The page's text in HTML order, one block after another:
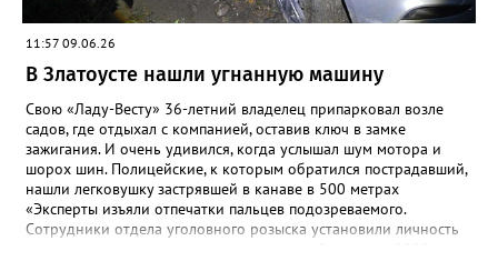
11:57 09.06.26
В Златоусте нашли угнанную машину
Свою «Ладу-Весту» 36-летний владелец припарковал возле
садов, где отдыхал с компанией, оставив ключ в замке
зажигания. И очень удивился, когда услышал шум мотора и
шорох шин. Полицейские, к которым обратился пострадавший,
нашли легковушку застрявшей в канаве в 500 метрах
«Эксперты изъяли отпечатки пальцев подозреваемого.
Сотрудники отдела уголовного розыска установили личность